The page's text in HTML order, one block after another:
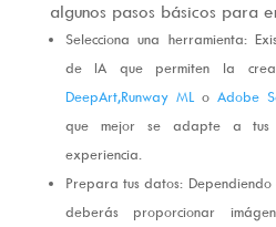
algunos pasos básicos para
Selecciona una herramienta:
de IA que permiten la
DeepArt,Runway ML o Adobe
que mejor se adapte a tus
experiencia.
Prepara tus datos:
deberás proporcionar